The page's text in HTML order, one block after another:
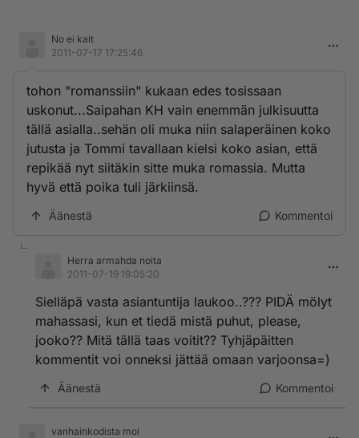
No ei kait
2011-07-17 17:25:46
tohon "romanssiin" kukaan edes tosissaan
uskonut...Saipahan KH vain enemmän julkisuutta
tällä asialla..sehän oli muka niin salaperäinen koko
jutusta ja Tommi tavallaan kielsi koko asian, että
repikää nyt siitäkin sitte muka romassia. Mutta
hyvä että poika tuli järkiinsä.
Äänestä Kommentoi
Herra armahda noita
2011-07-19 19:05:20
Sielläpä vasta asiantuntija laukoo..??? PIDÄ mölyt
mahassasi, kun et tiedä mistä puhut, please,
jooko?? Mitä tällä taas voitit?? Tyhjäpäitten
kommentit voi onneksi jättää omaan varjoonsa=)
Äänestä Kommentoi
vanhainkodista moi